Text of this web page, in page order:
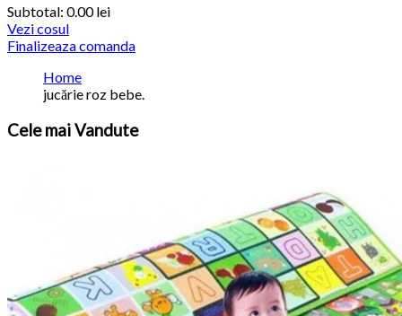
Subtotal: 0.00lei
Vezi cosul
Finalizeaza comanda
Home
jucărie roz bebe.
Celemai Vandute